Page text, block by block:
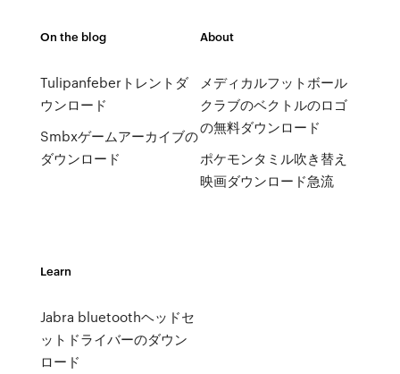
On the blog
Tulipanfeberトレントダ
ウンロード
Smbxゲームアーカイブの
ダウンロード
About
メディカルフットボール
クラブのベクトルのロゴ
の無料ダウンロード
ポケモンタミル吹き替え
映画ダウンロード急流
Learn
Jabra bluetoothヘッドセ
ットドライバーのダウン
ロード